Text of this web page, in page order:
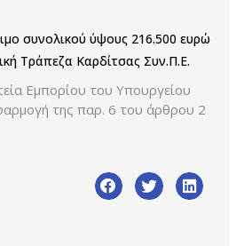
συνολικού ύψους 216.500 ευρώ
Τράπεζα Καρδίτσας Συν.Π.Ε.
Εμπορίου του Υπουργείου
της παρ. 6 του άρθρου 2